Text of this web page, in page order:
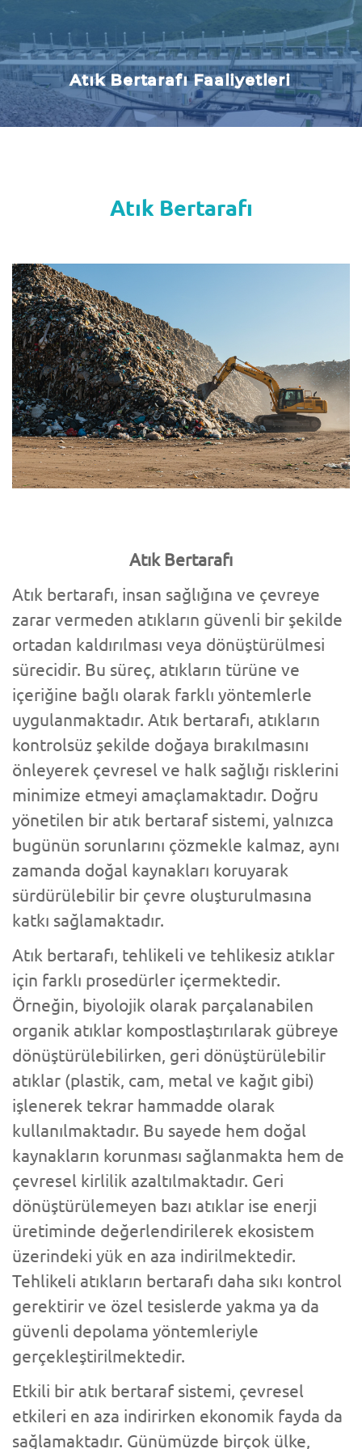
Atık Bertarafı Faaliyetleri
Atık Bertarafı
Atık Bertarafı
Atık bertarafı, insan sağlığına ve çevreye
zarar vermeden atıkların güvenli bir şekilde
ortadan kaldırılması veya dönüştürülmesi
sürecidir. Bu süreç, atıkların türüne ve
içeriğine bağlı olarak farklı yöntemlerle
uygulanmaktadır. Atık bertarafı, atıkların
kontrolsüz şekilde doğaya bırakılmasını
önleyerek çevresel ve halk sağlığı risklerini
minimize etmeyi amaçlamaktadır. Doğru
yönetilen bir atık bertaraf sistemi, yalnızca
bugünün sorunlarını çözmekle kalmaz, aynı
zamanda doğal kaynakları koruyarak
sürdürülebilir bir çevre oluşturulmasına
katkı sağlamaktadır.
Atık bertarafı, tehlikeli ve tehlikesiz atıklar
için farklı prosedürler içermektedir.
Örneğin, biyolojik olarak parçalanabilen
organik atıklar kompostlaştırılarak gübreye
dönüştürülebilirken, geri dönüştürülebilir
atıklar (plastik, cam, metal ve kağıt gibi)
işlenerek tekrar hammadde olarak
kullanılmaktadır. Bu sayede hem doğal
kaynakların korunması sağlanmakta hem de
çevresel kirlilik azaltılmaktadır. Geri
dönüştürülemeyen bazı atıklar ise enerji
üretiminde değerlendirilerek ekosistem
üzerindeki yük en aza indirilmektedir.
Tehlikeli atıkların bertarafı daha sıkı kontrol
gerektirir ve özel tesislerde yakma ya da
güvenli depolama yöntemleriyle
gerçekleştirilmektedir.
Etkili bir atık bertaraf sistemi, çevresel
etkileri en aza indirirken ekonomik fayda da
sağlamaktadır. Günümüzde birçok ülke,